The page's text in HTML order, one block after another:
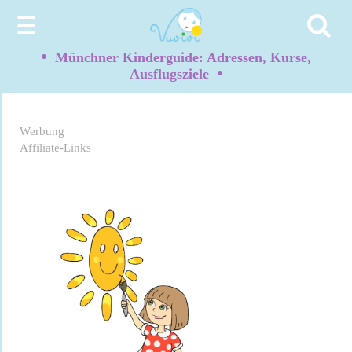
☰
• Münchner Kinderguide: Adressen, Kurse,
Ausflugsziele •
Werbung
Affiliate-Links